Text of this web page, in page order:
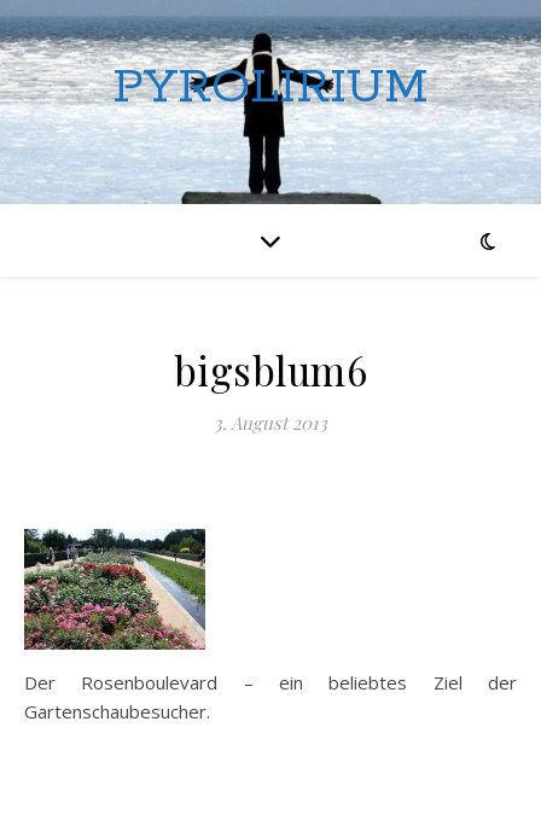
PYROLIRIUM
bigsblum6
3. August 2013
Der Rosenboulevard – ein beliebtes Ziel der
Gartenschaubesucher.